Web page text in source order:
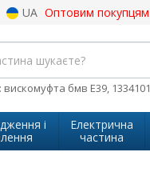
UA Оптовим покупцям
бмв Е39, 1334101
і
Електрична
частина